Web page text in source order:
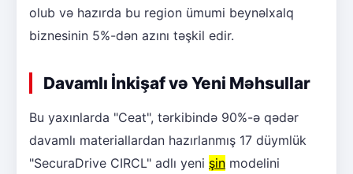
olub və hazırda bu region ümumi beynəlxalq
biznesinin 5%-dən azını təşkil edir.
Davamlı İnkişaf və Yeni Məhsullar
Bu yaxınlarda "Ceat", tərkibində 90%-ə qədər
davamlı materiallardan hazırlanmış 17 düymlük
"SecuraDrive CIRCL" adlı yeni şin modelini